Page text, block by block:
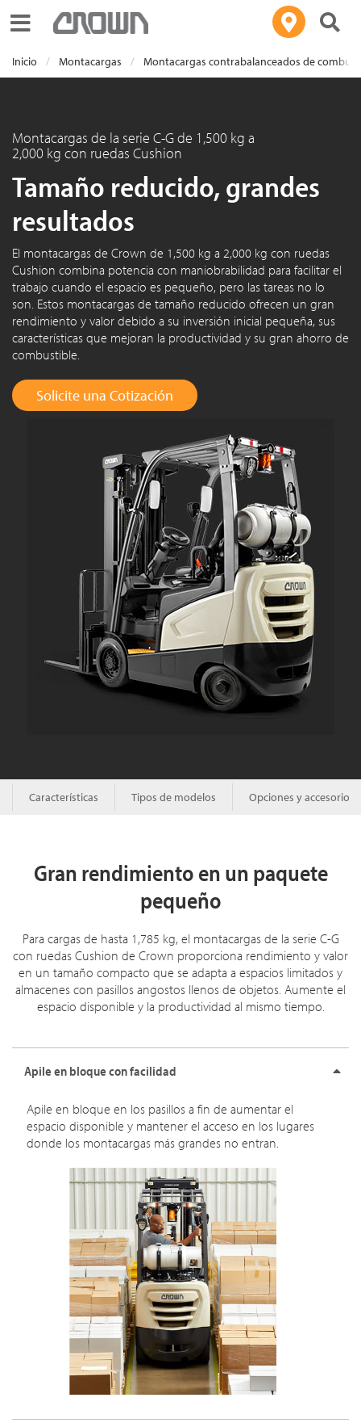
Toggle navigation
Inicio Montacargas Montacargas contrabalanceados de
Montacargas de la serie C-G de 1,500 kg a
2,000 kg con ruedas Cushion
Tamaño reducido, grandes
resultados
El montacargas de Crown de 1,500 kg a 2,000 kg con ruedas
Cushion combina potencia con maniobrabilidad para facilitar el
trabajo cuando el espacio es pequeño, pero las tareas no lo
son. Estos montacargas de tamaño reducido ofrecen un gran
rendimiento y valor debido a su inversión inicial pequeña, sus
características que mejoran la productividad y su gran ahorro de
combustible.
Solicite una Cotización
Características Tipos de modelos Opciones y accesorios
Gran rendimiento en un paquete
pequeño
Para cargas de hasta 1,785 kg, el montacargas de la serie C-G
con ruedas Cushion de Crown proporciona rendimiento y valor
en un tamaño compacto que se adapta a espacios limitados y
almacenes con pasillos angostos llenos de objetos. Aumente el
espacio disponible y la productividad al mismo tiempo.
Apile en bloque con facilidad
Apile en bloque en los pasillos a fin de aumentar el
espacio disponible y mantener el acceso en los lugares
donde los montacargas más grandes no entran.